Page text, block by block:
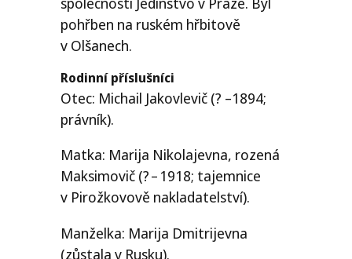
pohřben na ruském hřbitově
v Olšanech.
Rodinní příslušníci
Otec: Michail Jakovlevič (? –1894;
právník).
Matka: Marija Nikolajevna, rozená
Maksimovič (? – 1918; tajemnice
v Pirožkovově nakladatelství).
Manželka: Marija Dmitrijevna
(zůstala v Rusku).